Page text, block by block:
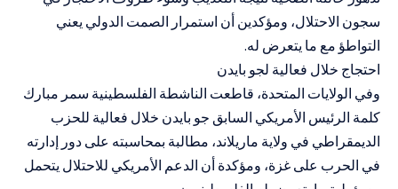
سجون الاحتلال، ومؤكدين أن استمرار الصمت الدولي يعني
التواطؤ مع ما يتعرض له.
احتجاج خلال فعالية لجو بايدن
وفي الولايات المتحدة، قاطعت الناشطة الفلسطينية سمر مبارك
كلمة الرئيس الأمريكي السابق جو بايدن خلال فعالية للحزب
الديمقراطي في ولاية ماريلاند، مطالبة بمحاسبته على دور إدارته
في الحرب على غزة، ومؤكدة أن الدعم الأمريكي للاحتلال يتحمل